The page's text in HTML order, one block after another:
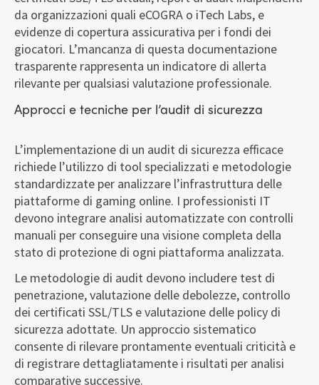
da organizzazioni quali eCOGRA o iTech Labs, e
evidenze di copertura assicurativa per i fondi dei
giocatori. L’mancanza di questa documentazione
trasparente rappresenta un indicatore di allerta
rilevante per qualsiasi valutazione professionale.
Approcci e tecniche per l’audit di sicurezza
L’implementazione di un audit di sicurezza efficace
richiede l’utilizzo di tool specializzati e metodologie
standardizzate per analizzare l’infrastruttura delle
piattaforme di gaming online. I professionisti IT
devono integrare analisi automatizzate con controlli
manuali per conseguire una visione completa della
stato di protezione di ogni piattaforma analizzata.
Le metodologie di audit devono includere test di
penetrazione, valutazione delle debolezze, controllo
dei certificati SSL/TLS e valutazione delle policy di
sicurezza adottate. Un approccio sistematico
consente di rilevare prontamente eventuali criticità e
di registrare dettagliatamente i risultati per analisi
comparative successive.